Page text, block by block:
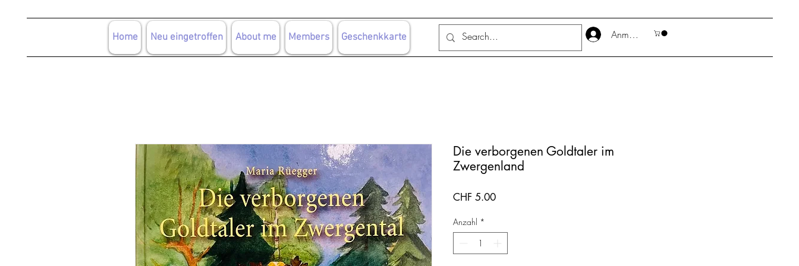
Home Neu eingetroffen About me Members Geschenkkarte Anmelden
Die verborgenen Goldtaler im
Zwergenland
CHF 5.00Preis
Anzahl *